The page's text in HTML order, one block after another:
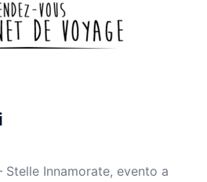
Stelle Innamorate, evento a